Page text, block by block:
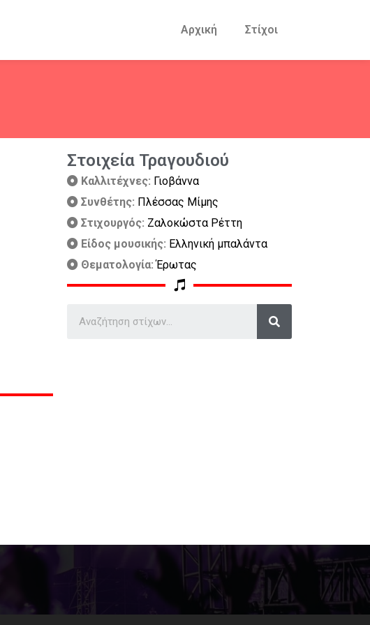
Αρχική Στίχοι
Στοιχεία Τραγουδιού
Καλλιτέχνες: Γιοβάννα
Συνθέτης: Πλέσσας Μίμης
Στιχουργός: Ζαλοκώστα Ρέττη
Είδος μουσικής: Ελληνική μπαλάντα
Θεματολογία:Έρωτας